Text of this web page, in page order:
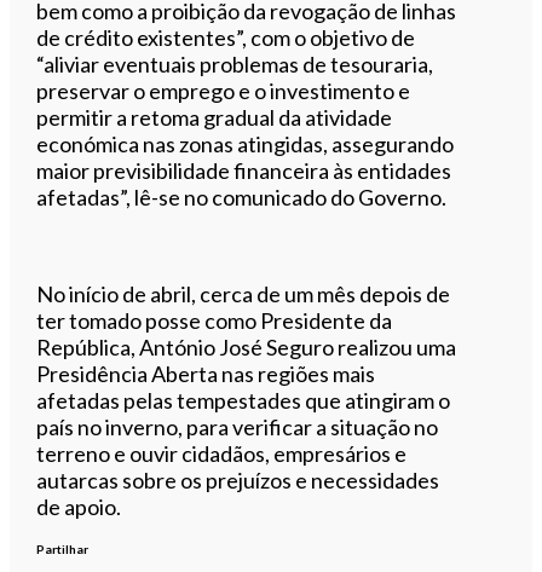
bem como a proibição da revogação de linhas
de crédito existentes”, com o objetivo de
“aliviar eventuais problemas de tesouraria,
preservar o emprego e o investimento e
permitir a retoma gradual da atividade
económica nas zonas atingidas, assegurando
maior previsibilidade financeira às entidades
afetadas”, lê-se no comunicado do Governo.
No início de abril, cerca de um mês depois de
ter tomado posse como Presidente da
República, António José Seguro realizou uma
Presidência Aberta nas regiões mais
afetadas pelas tempestades que atingiram o
país no inverno, para verificar a situação no
terreno e ouvir cidadãos, empresários e
autarcas sobre os prejuízos e necessidades
de apoio.
Partilhar